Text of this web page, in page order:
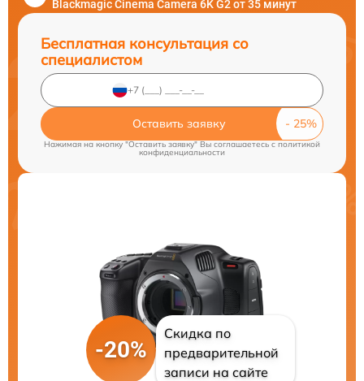
Blackmagic Cinema Camera 6K G2 от 35 минут
Бесплатная консультация со
специалистом
Оставить заявку
Нажимая на кнопку "Оставить заявку" Вы соглашаетесь cполитикой
конфиденциальности
-20%
Скидка по
предварительной
записи на сайте